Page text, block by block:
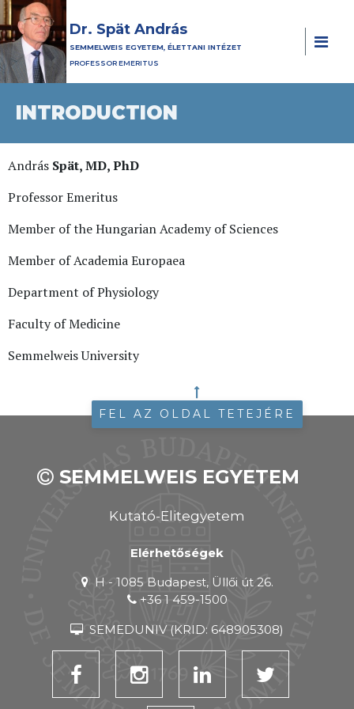
Dr. Spät András
SEMMELWEIS EGYETEM, ÉLETTANI INTÉZET
PROFESSOR EMERITUS
INTRODUCTION
András Spät, MD, PhD
Professor Emeritus
Member of the Hungarian Academy of Sciences
Member of Academia Europaea
Department of Physiology
Faculty of Medicine
Semmelweis University
FEL AZ OLDAL TETEJÉRE
SEMMELWEIS EGYETEM
Kutató-Elitegyetem
Elérhetőségek
H - 1085 Budapest, Üllői út 26.
+36 1 459-1500
SEMEDUNIV (KRID: 648905308)